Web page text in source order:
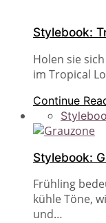
Stylebook:
Holen sie
im Tropical
Continue
Stylebook:
Frühling
kühle Töne,
und…